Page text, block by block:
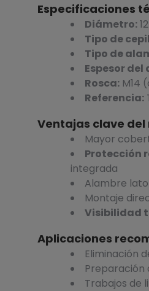
Especificaciones
Diámetro:
Tipo de
Tipo de
Espesor del
Rosca: M14
Referencia:
Ventajas clave del
Mayor
Protección
integrada
Alambre
Montaje
Visibilidad
Aplicaciones
Eliminación
Trabajos de